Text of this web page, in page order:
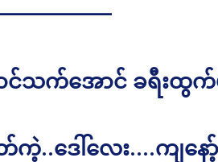
ာင်သက်အောင် ခရီး
ကဲ့..ဒေါ်လေး….ကျနေ